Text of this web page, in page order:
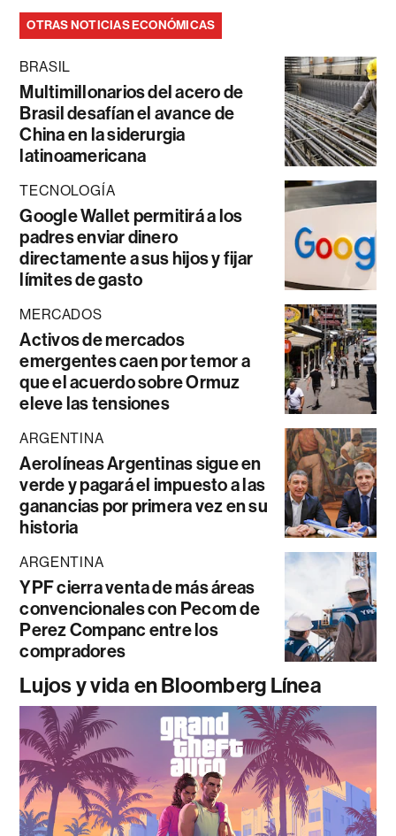
OTRAS NOTICIAS ECONÓMICAS
BRASIL
Multimillonarios del acero de
Brasil desafían el avance de
China en la siderurgia
latinoamericana
TECNOLOGÍA
Google Wallet permitirá a los
padres enviar dinero
directamente a sus hijos y fijar
límites de gasto
MERCADOS
Activos de mercados
emergentes caen por temor a
que el acuerdo sobre Ormuz
eleve las tensiones
ARGENTINA
Aerolíneas Argentinas sigue en
verde y pagará el impuesto a las
ganancias por primera vez en su
historia
ARGENTINA
YPF cierra venta de más áreas
convencionales con Pecom de
Perez Companc entre los
compradores
Lujos y vida en Bloomberg Línea